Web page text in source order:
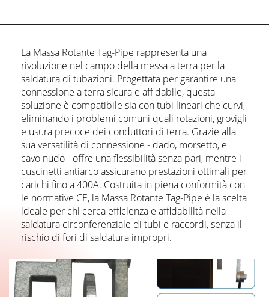
La Massa Rotante Tag-Pipe rappresenta una
rivoluzione nel campo della messa a terra per la
saldatura di tubazioni. Progettata per garantire una
connessione a terra sicura e affidabile, questa
soluzione è compatibile sia con tubi lineari che curvi,
eliminando i problemi comuni quali rotazioni, grovigli
e usura precoce dei conduttori di terra. Grazie alla
sua versatilità di connessione - dado, morsetto, e
cavo nudo - offre una flessibilità senza pari, mentre i
cuscinetti antiarco assicurano prestazioni ottimali per
carichi fino a 400A. Costruita in piena conformità con
le normative CE, la Massa Rotante Tag-Pipe è la scelta
ideale per chi cerca efficienza e affidabilità nella
saldatura circonferenziale di tubi e raccordi, senza il
rischio di fori di saldatura impropri.